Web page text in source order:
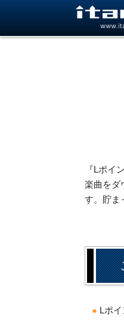
『Lポイ
楽曲をダ
す。貯ま
Lポ